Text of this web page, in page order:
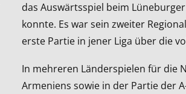
das Auswärtsspiel beim
konnte. Es war sein zweiter
erste Partie in jener Liga über die
In mehreren Länderspielen für die
Armeniens sowie in der Partie der